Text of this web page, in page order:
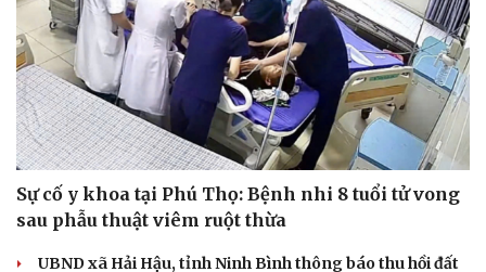
Cải chính
Sự cố y khoa tại Phú Thọ: Bệnh nhi 8 tuổi tử vong
sau phẫu thuật viêm ruột thừa
UBND xã Hải Hậu, tỉnh Ninh Bình thông báo thu hồi đất